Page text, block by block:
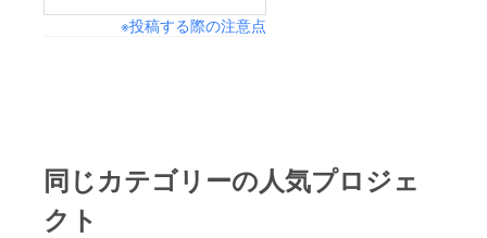
※投稿する際の注意点
同じカテゴリーの人気プロジェ
クト